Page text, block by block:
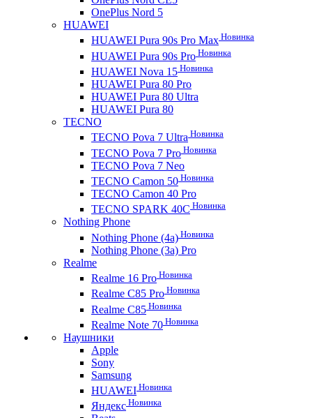
OnePlus Nord 5
HUAWEI
HUAWEI Pura 90s Pro Max Новинка
HUAWEI Pura 90s Pro Новинка
HUAWEI Nova 15 Новинка
HUAWEI Pura 80 Pro
HUAWEI Pura 80 Ultra
HUAWEI Pura 80
TECNO
TECNO Pova 7 Ultra Новинка
TECNO Pova 7 Pro Новинка
TECNO Pova 7 Neo
TECNO Camon 50 Новинка
TECNO Camon 40 Pro
TECNO SPARK 40C Новинка
Nothing Phone
Nothing Phone (4a) Новинка
Nothing Phone (3a) Pro
Realme
Realme 16 Pro Новинка
Realme C85 Pro Новинка
Realme C85 Новинка
Realme Note 70 Новинка
Наушники
Apple
Sony
Samsung
HUAWEI Новинка
Яндекс Новинка